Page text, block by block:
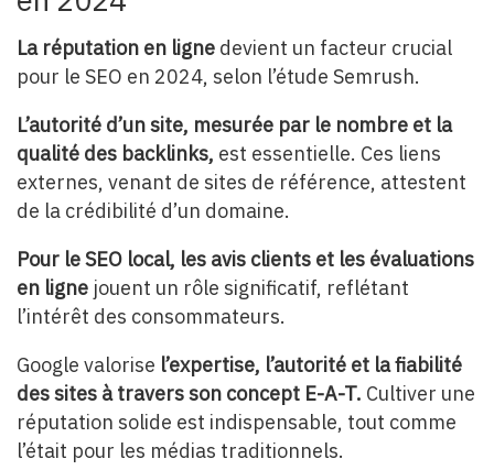
La réputation en ligne devient un facteur crucial
pour le SEO en 2024, selon l’étude Semrush.
L’autorité d’un site, mesurée par le nombre et la
qualité des backlinks, est essentielle. Ces liens
externes, venant de sites de référence, attestent
de la crédibilité d’un domaine.
Pour le SEO local, les avis clients et les évaluations
en ligne jouent un rôle significatif, reflétant
l’intérêt des consommateurs.
Google valorise l’expertise, l’autorité et la fiabilité
des sites à travers son concept E-A-T. Cultiver une
réputation solide est indispensable, tout comme
l’était pour les médias traditionnels.